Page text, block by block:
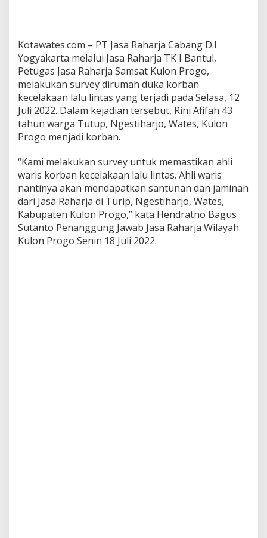
Kotawates.com – PT Jasa Raharja Cabang D.I
Yogyakarta melalui Jasa Raharja TK I Bantul,
Petugas Jasa Raharja Samsat Kulon Progo,
melakukan survey dirumah duka korban
kecelakaan lalu lintas yang terjadi pada Selasa, 12
Juli 2022. Dalam kejadian tersebut, Rini Afifah 43
tahun warga Tutup, Ngestiharjo, Wates, Kulon
Progo menjadi korban.
“Kami melakukan survey untuk memastikan ahli
waris korban kecelakaan lalu lintas. Ahli waris
nantinya akan mendapatkan santunan dan jaminan
dari Jasa Raharja di Turip, Ngestiharjo, Wates,
Kabupaten Kulon Progo,” kata Hendratno Bagus
Sutanto Penanggung Jawab Jasa Raharja Wilayah
Kulon Progo Senin 18 Juli 2022.